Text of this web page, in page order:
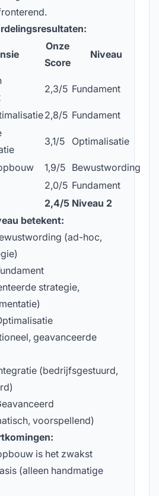
Onze
Score
Niveau
2,3/5 Fundament
2,8/5 Fundament
3,1/5 Optimalisatie
1,9/5 Bewustwording
2,0/5 Fundament
2,4/5 Niveau 2
betekent:
(ad-hoc,
strategie,
geavanceerde
(bedrijfsgestuurd,
voorspellend)
is het zwakst
(alleen handmatige